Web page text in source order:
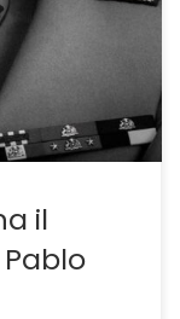
Lo fa
più sulle
il